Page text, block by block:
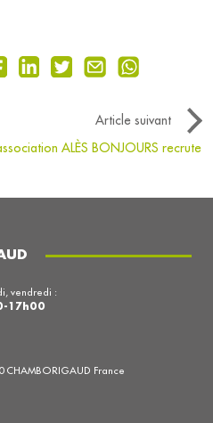
Article suivant
ALÈS BONJOURS recrute
France
vendredi :
17h00